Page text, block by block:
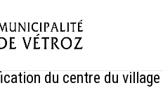
du centre du village